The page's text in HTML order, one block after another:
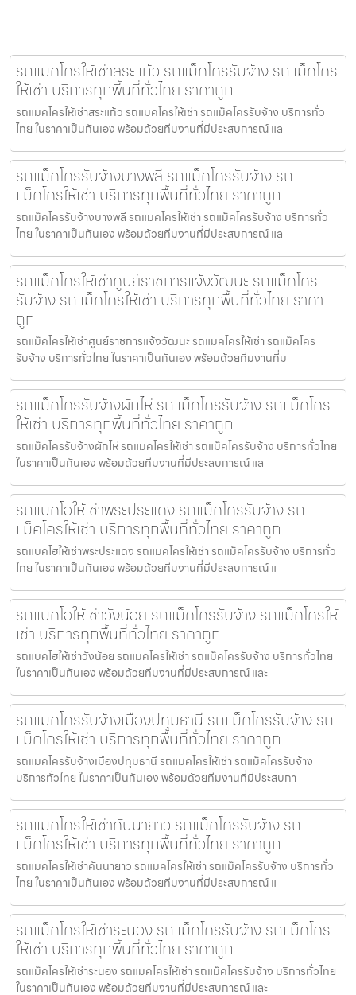
รถแมคโครให้เช่าสระแก้ว รถแม็คโครรับจ้าง รถแม็คโคร
ให้เช่า บริการทุกพื้นที่ทั่วไทย ราคาถูก
รถแมคโครให้เช่าสระแก้ว รถแมคโครให้เช่า รถแม็คโครรับจ้าง บริการทั่ว
ไทย ในราคาเป็นกันเอง พร้อมด้วยทีมงานที่มีประสบการณ์ แล
รถแม็คโครรับจ้างบางพลี รถแม็คโครรับจ้าง รถ
แม็คโครให้เช่า บริการทุกพื้นที่ทั่วไทย ราคาถูก
รถแม็คโครรับจ้างบางพลี รถแมคโครให้เช่า รถแม็คโครรับจ้าง บริการทั่ว
ไทย ในราคาเป็นกันเอง พร้อมด้วยทีมงานที่มีประสบการณ์ แล
รถแม็คโครให้เช่าศูนย์ราชการแจ้งวัฒนะ รถแม็คโคร
รับจ้าง รถแม็คโครให้เช่า บริการทุกพื้นที่ทั่วไทย ราคา
ถูก
รถแม็คโครให้เช่าศูนย์ราชการแจ้งวัฒนะ รถแมคโครให้เช่า รถแม็คโคร
รับจ้าง บริการทั่วไทย ในราคาเป็นกันเอง พร้อมด้วยทีมงานที่ม
รถแม็คโครรับจ้างผักไห่ รถแม็คโครรับจ้าง รถแม็คโคร
ให้เช่า บริการทุกพื้นที่ทั่วไทย ราคาถูก
รถแม็คโครรับจ้างผักไห่ รถแมคโครให้เช่า รถแม็คโครรับจ้าง บริการทั่วไทย
ในราคาเป็นกันเอง พร้อมด้วยทีมงานที่มีประสบการณ์ แล
รถแบคโฮให้เช่าพระประแดง รถแม็คโครรับจ้าง รถ
แม็คโครให้เช่า บริการทุกพื้นที่ทั่วไทย ราคาถูก
รถแบคโฮให้เช่าพระประแดง รถแมคโครให้เช่า รถแม็คโครรับจ้าง บริการทั่ว
ไทย ในราคาเป็นกันเอง พร้อมด้วยทีมงานที่มีประสบการณ์ แ
รถแบคโฮให้เช่าวังน้อย รถแม็คโครรับจ้าง รถแม็คโครให้
เช่า บริการทุกพื้นที่ทั่วไทย ราคาถูก
รถแบคโฮให้เช่าวังน้อย รถแมคโครให้เช่า รถแม็คโครรับจ้าง บริการทั่วไทย
ในราคาเป็นกันเอง พร้อมด้วยทีมงานที่มีประสบการณ์ และ
รถแมคโครรับจ้างเมืองปทุมธานี รถแม็คโครรับจ้าง รถ
แม็คโครให้เช่า บริการทุกพื้นที่ทั่วไทย ราคาถูก
รถแมคโครรับจ้างเมืองปทุมธานี รถแมคโครให้เช่า รถแม็คโครรับจ้าง
บริการทั่วไทย ในราคาเป็นกันเอง พร้อมด้วยทีมงานที่มีประสบกา
รถแมคโครให้เช่าคันนายาว รถแม็คโครรับจ้าง รถ
แม็คโครให้เช่า บริการทุกพื้นที่ทั่วไทย ราคาถูก
รถแมคโครให้เช่าคันนายาว รถแมคโครให้เช่า รถแม็คโครรับจ้าง บริการทั่ว
ไทย ในราคาเป็นกันเอง พร้อมด้วยทีมงานที่มีประสบการณ์ แ
รถแม็คโครให้เช่าระนอง รถแม็คโครรับจ้าง รถแม็คโคร
ให้เช่า บริการทุกพื้นที่ทั่วไทย ราคาถูก
รถแม็คโครให้เช่าระนอง รถแมคโครให้เช่า รถแม็คโครรับจ้าง บริการทั่วไทย
ในราคาเป็นกันเอง พร้อมด้วยทีมงานที่มีประสบการณ์ และ